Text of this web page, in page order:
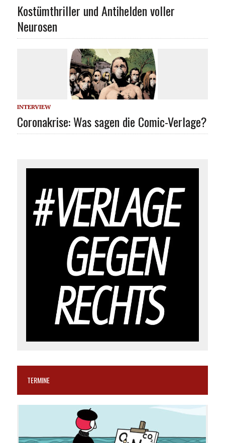
Kostümthriller und Antihelden voller
Neurosen
INTERVIEW
Coronakrise: Was sagen die Comic-Verlage?
TERMINE